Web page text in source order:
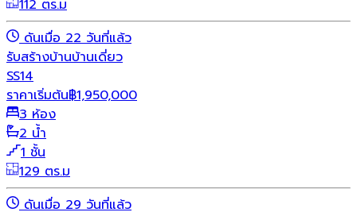
112 ตร.ม
ดันเมื่อ 22 วันที่แล้ว
รับสร้างบ้านบ้านเดี่ยว
SS14
ราคาเริ่มต้น฿1,950,000
3 ห้อง
2 น้ำ
1 ชั้น
129 ตร.ม
ดันเมื่อ 29 วันที่แล้ว